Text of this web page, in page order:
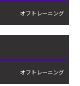
オフトレーニング
オフトレーニング